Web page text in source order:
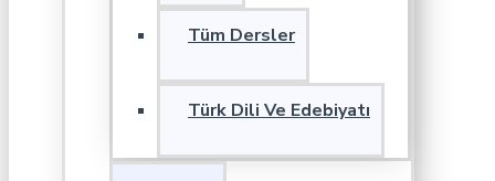
Tüm Dersler
Türk Dili Ve Edebiyatı